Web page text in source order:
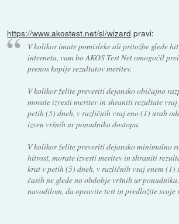
https://www.akostest.net/sl/wizard pravi:
V kolikor imate pomisleke ali pritožbe glede
interneta, vam bo AKOS Test Net omogočil
prenos kopije rezultatov meritev.
V kolikor želite preveriti dejansko običajno
morate izvesti meritev in shraniti rezultate
petih (5) dneh, v različnih vsaj eno (1) urah
izven vršnih ur ponudnika dostopa.
V kolikor želite preveriti dejansko minimalno
hitrost, morate izvesti meritev in shraniti
krat v petih (5) dneh, v različnih vsaj enem
časih ne glede na obdobje vršnih ur
navodilom, da opravite test in predložite svoje